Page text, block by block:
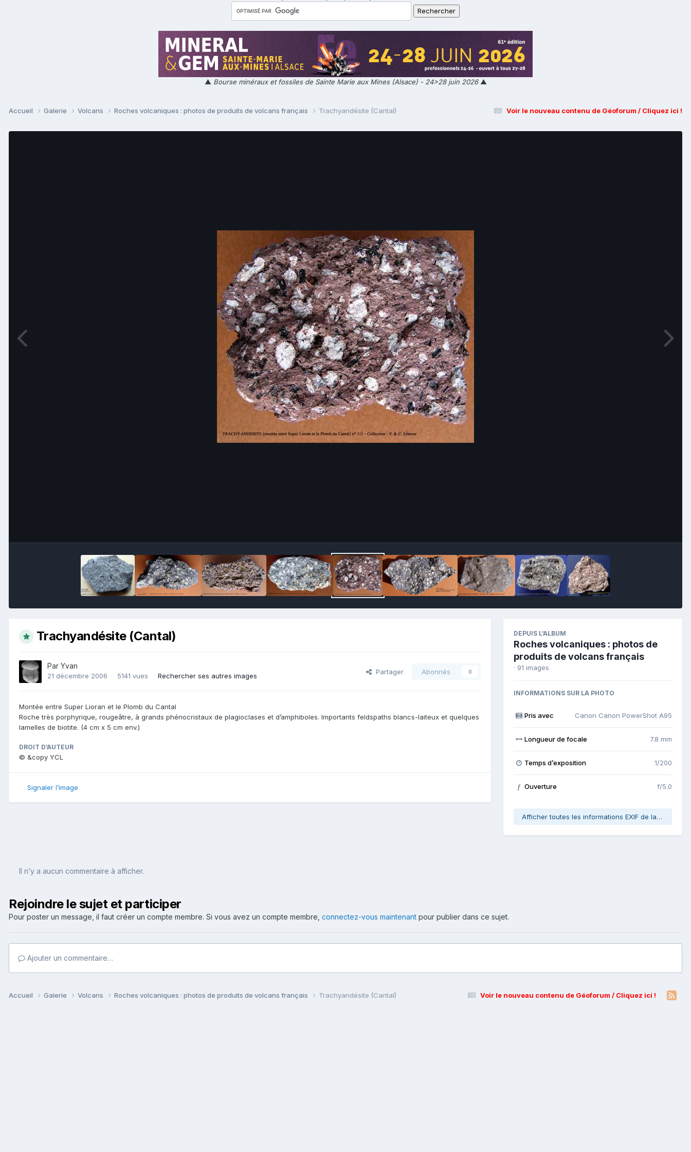
▲ Bourse minéraux et fossiles de Sainte Marie aux Mines (Alsace) - 24>28 juin 2026▲
Voir le nouveau contenu de Géoforum / Cliquez ici !
Accueil Galerie Volcans Roches volcaniques : photos de produits de volcans français Trachyandésite (Cantal)
Trachyandésite (Cantal)
Par Yvan
21 décembre 2006 5141 vues Rechercher ses autres images
Partager Abonnés 0
Montée entre Super Lioran et le Plomb du Cantal
Roche très porphyrique, rougeâtre, à grands phénocristaux de plagioclases et d’amphiboles. Importants feldspaths blancs-laiteux et quelques
lamelles de biotite. (4 cm x 5 cm env.)
DROIT D’AUTEUR
© &copy YCL
Signaler l’image
DEPUIS L’ALBUM
Roches volcaniques : photos de
produits de volcans français
· 91 images
INFORMATIONS SUR LA PHOTO
Pris avec Canon Canon PowerShot A95
Longueur de focale 7.8 mm
Temps d’exposition 1/200
f Ouverture f/5.0
Afficher toutes les informations EXIF de la photo
Il n’y a aucun commentaire à afficher.
Rejoindre le sujet et participer
Pour poster un message, il faut créer un compte membre. Si vous avez un compte membre, connectez-vous maintenant pour publier dans ce sujet.
Ajouter un commentaire…
Voir le nouveau contenu de Géoforum / Cliquez ici !
Accueil Galerie Volcans Roches volcaniques : photos de produits de volcans français Trachyandésite (Cantal)